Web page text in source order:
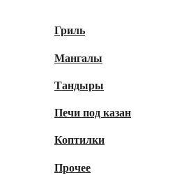
Гриль
Мангалы
Тандыры
Печи под казан
Коптилки
Прочее